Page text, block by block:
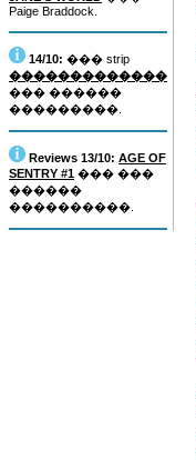
Paige Braddock.
14/10: ��� strip
�������������
��� ������
���������.
Reviews 13/10: AGE OF
SENTRY #1 ��� ���
������
����������.